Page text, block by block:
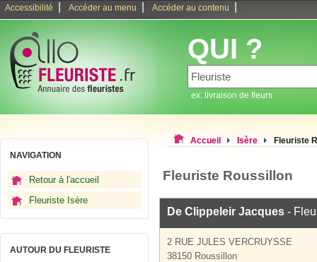
Accessibilité Accéder au menu Accéder au contenu
QUI ?
ex: livraison de fleurs
NAVIGATION
Retour à l'accueil
Fleuriste Isère
AUTOUR DU FLEURISTE
Accueil Isère Fleuriste
Fleuriste Roussillon
De Clippeleir Jacques -
2 RUE JULES VERCRUYSSE
38150 Roussillon